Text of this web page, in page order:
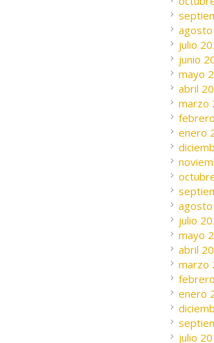
agosto
julio
junio
mayo
abril
marzo
enero
julio
mayo
abril
marzo
enero
julio